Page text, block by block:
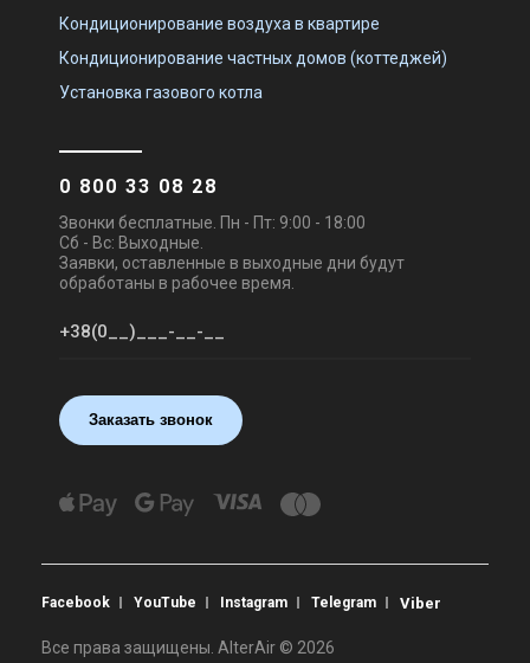
Кондиционирование воздуха в квартире
Кондиционирование частных домов (коттеджей)
Установка газового котла
0 800 33 08 28
Звонки бесплатные. Пн - Пт: 9:00 - 18:00
Сб - Вс: Выходные.
Заявки, оставленные в выходные дни будут
обработаны в рабочее время.
Заказать звонок
Facebook YouTube Instagram Telegram Viber
Все права защищены. AlterAir © 2026